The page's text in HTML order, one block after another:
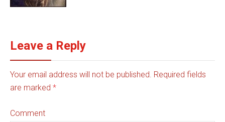
Leave a Reply
Your email address will not be published. Required fields
are marked *
Comment